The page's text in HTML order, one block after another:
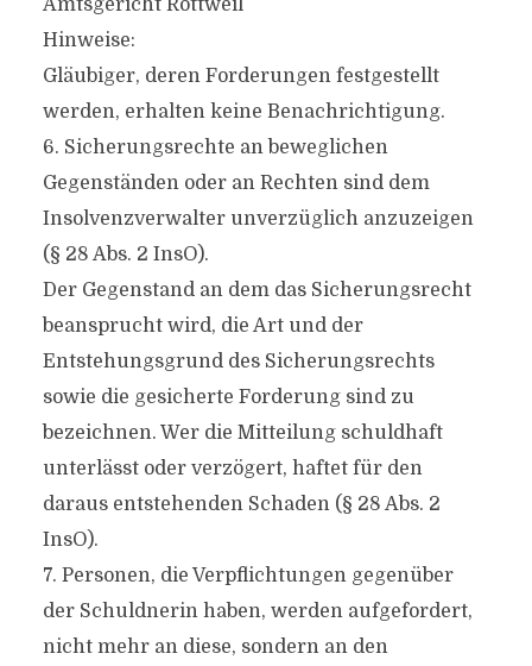
Amtsgericht Rottweil
Hinweise:
Gläubiger, deren Forderungen festgestellt
werden, erhalten keine Benachrichtigung.
6. Sicherungsrechte an beweglichen
Gegenständen oder an Rechten sind dem
Insolvenzverwalter unverzüglich anzuzeigen
(§ 28 Abs. 2 InsO).
Der Gegenstand an dem das Sicherungsrecht
beansprucht wird, die Art und der
Entstehungsgrund des Sicherungsrechts
sowie die gesicherte Forderung sind zu
bezeichnen. Wer die Mitteilung schuldhaft
unterlässt oder verzögert, haftet für den
daraus entstehenden Schaden (§ 28 Abs. 2
InsO).
7. Personen, die Verpflichtungen gegenüber
der Schuldnerin haben, werden aufgefordert,
nicht mehr an diese, sondern an den